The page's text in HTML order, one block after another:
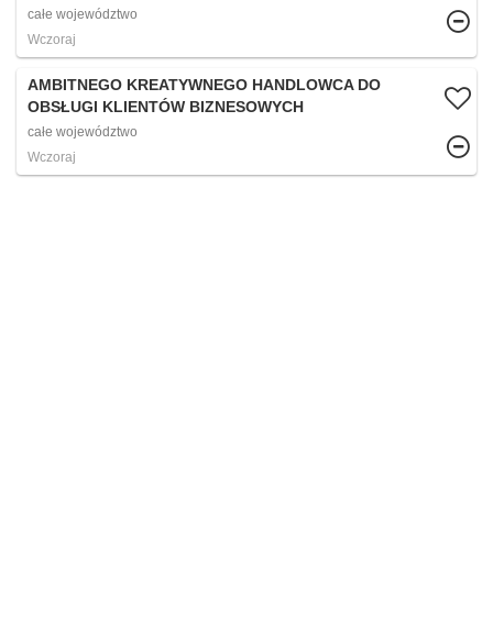
całe województwo
Wczoraj
AMBITNEGO KREATYWNEGO HANDLOWCA DO
OBSŁUGI KLIENTÓW BIZNESOWYCH
całe województwo
Wczoraj